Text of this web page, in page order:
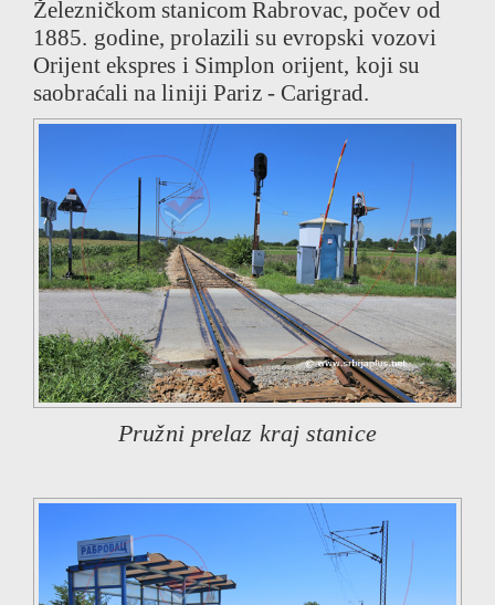
Železničkom stanicom Rabrovac, počev od
1885. godine, prolazili su evropski vozovi
Orijent ekspres i Simplon orijent, koji su
saobraćali na liniji Pariz - Carigrad.
Pružni prelaz kraj stanice